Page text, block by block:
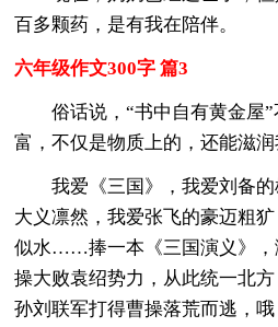
百多颗药，是有我在陪伴。
六年级作文300字 篇3
俗话说，“书中自有黄金屋”
富，不仅是物质上的，还能滋润
我爱《三国》，我爱刘备的
大义凛然，我爱张飞的豪迈粗
似水……捧一本《三国演义》，
操大败袁绍势力，从此统一北
孙刘联军打得曹操落荒而逃，